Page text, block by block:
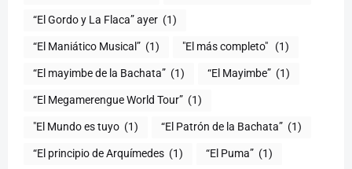
“El Gordo y La Flaca” ayer (1)
“El Maniático Musical” (1) "El más completo" ​ (1)
“El mayimbe de la Bachata” (1) “El Mayimbe” (1)
“El Megamerengue World Tour” (1)
"El Mundo es tuyo (1) “El Patrón de la Bachata” (1)
“El principio de Arquímedes (1) “El Puma” (1)